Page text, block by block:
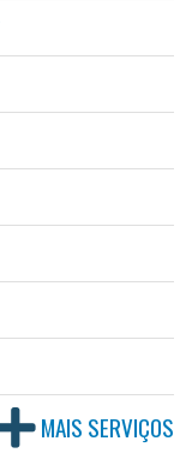
MAIS SERVIÇOS